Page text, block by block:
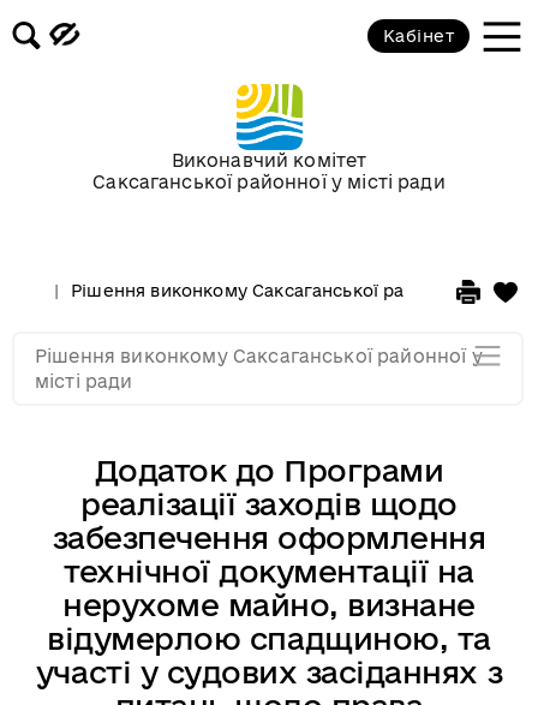
Виконавчий комітет
Саксаганської районної у місті ради
Кабінет
Рішення виконкому Саксаганської районної у місті
Додаток до Програми
реалізації заходів щодо
забезпечення оформлення
технічної документації на
нерухоме майно, визнане
відумерлою спадщиною, та
участі у судових засіданнях з
Рішення виконкому Саксаганської районної у
місті ради
Засідання за 2015 рік
Засідання за 2014 рік
Засідання за 2013 рік
Засідання за 2011
Засідання за 2010